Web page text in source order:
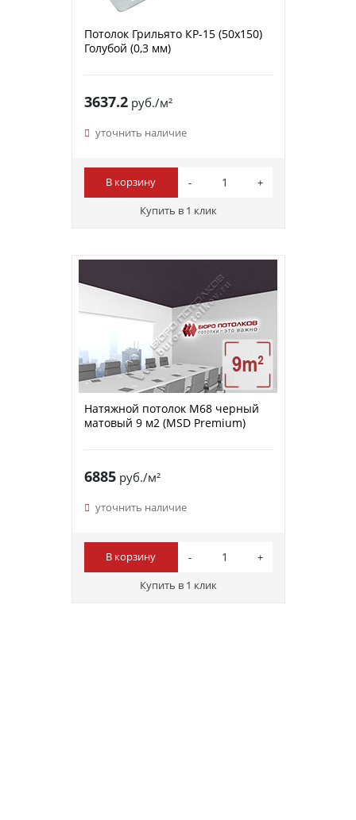
Потолок Грильято КР-15 (50х150)
Голубой (0,3 мм)
3637.2руб./м²
уточнить наличие
В корзину
Купить в 1 клик
Натяжной потолок M68 черный
матовый 9 м2 (MSD Premium)
6885руб./м²
уточнить наличие
В корзину
Купить в 1 клик